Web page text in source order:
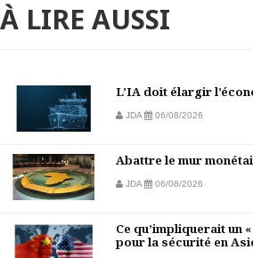
À LIRE AUSSI
L’IA doit élargir
JDA 06/08/2026
Abattre le mur
JDA 06/08/2026
Ce qu’impliquerait un
pour la sécurité en